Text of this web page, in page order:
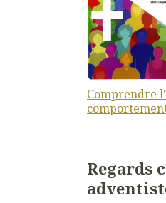
Comprendre
Regards